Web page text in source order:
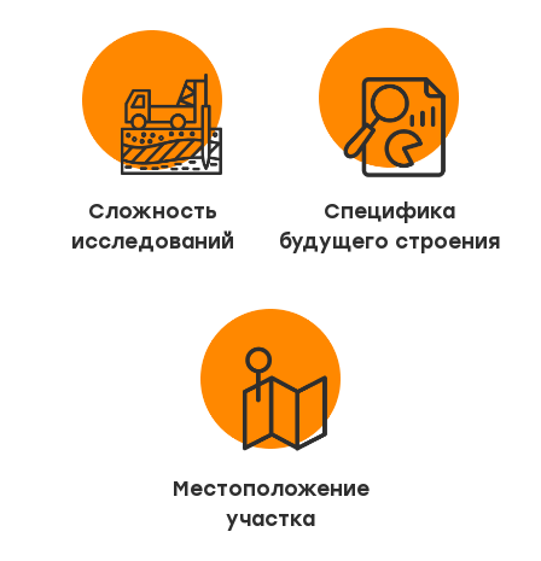
Сложность
исследований
Специфика
будущего строения
Местоположение
участка